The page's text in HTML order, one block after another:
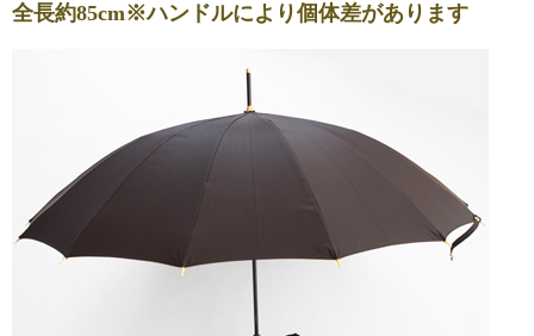
全長約85cm※ハンドルにより個体差があります